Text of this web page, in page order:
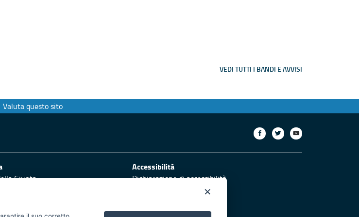
VEDI TUTTI I BANDI E AVVISI
Valuta questo sito
Giunta
Accessibilità
Dichiarazione di accessibilità
×